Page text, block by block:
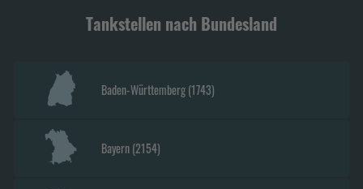
Tankstellen nach Bundesland
Baden-Württemberg(1743)
Bayern(2154)